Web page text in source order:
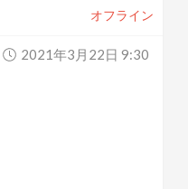
オフライン
2021年3月22日 9:30